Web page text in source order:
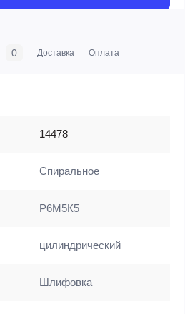
0 Доставка Оплата
14478
Спиральное
Р6М5К5
цилиндрический
Шлифовка